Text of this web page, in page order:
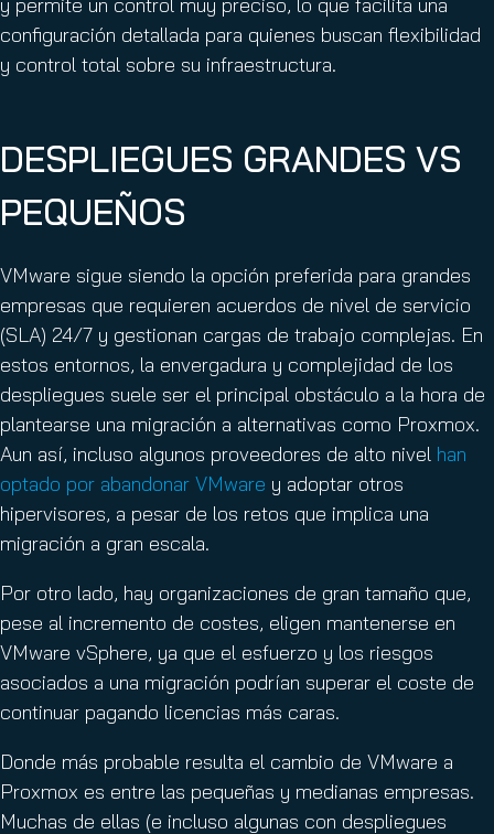
configuración detallada para quienes buscan flexibilidad
y control total sobre su infraestructura.
DESPLIEGUES GRANDES VS
PEQUEÑOS
VMware sigue siendo la opción preferida para grandes
empresas que requieren acuerdos de nivel de servicio
(SLA) 24/7 y gestionan cargas de trabajo complejas. En
estos entornos, la envergadura y complejidad de los
despliegues suele ser el principal obstáculo a la hora de
plantearse una migración a alternativas como Proxmox.
Aun así, incluso algunos proveedores de alto nivel han
optado por abandonar VMware y adoptar otros
hipervisores, a pesar de los retos que implica una
migración a gran escala.
Por otro lado, hay organizaciones de gran tamaño que,
pese al incremento de costes, eligen mantenerse en
VMware vSphere, ya que el esfuerzo y los riesgos
asociados a una migración podrían superar el coste de
continuar pagando licencias más caras.
Donde más probable resulta el cambio de VMware a
Proxmox es entre las pequeñas y medianas empresas.
Muchas de ellas (e incluso algunas con despliegues